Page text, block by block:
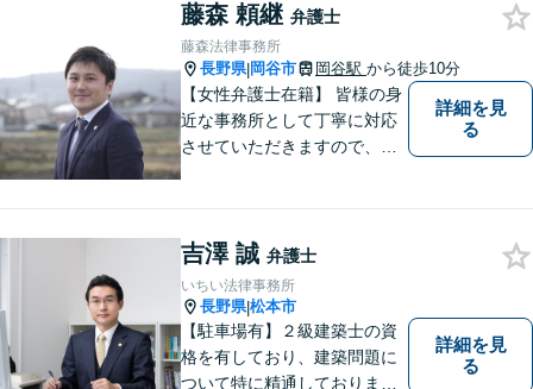
方は是非ご相談ください。迅
速に対応いたします。
藤森 頼継 弁護士
藤森法律事務所
長野県|岡谷市 岡谷駅 から徒歩10分
【女性弁護士在籍】 皆様の身
近な事務所として丁寧に対応
させていただきますので、お
詳細を見
る
吉澤 誠 弁護士
いちい法律事務所
長野県|松本市
【駐車場有】２級建築士の資
格を有しており、建築問題に
ついて特に精通しておりま
詳細を見
る